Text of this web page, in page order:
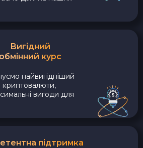
Вигідний
обмінний курс
найвигідніший
криптовалюти,
вигоди для
підтримка